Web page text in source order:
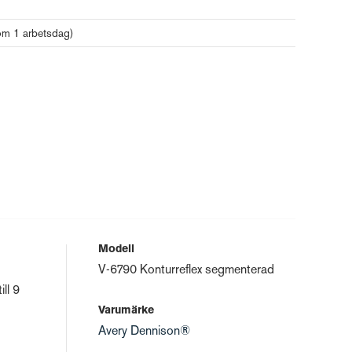
1 arbetsdag)
9
Modell
V-6790 Konturreflex segmenterad
Varumärke
Avery Dennison®